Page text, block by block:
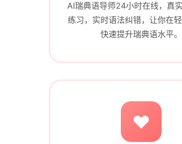
AI瑞典语导师24小时在线，真
练习，实时语法纠错，让你在
快速提升瑞典语水平。